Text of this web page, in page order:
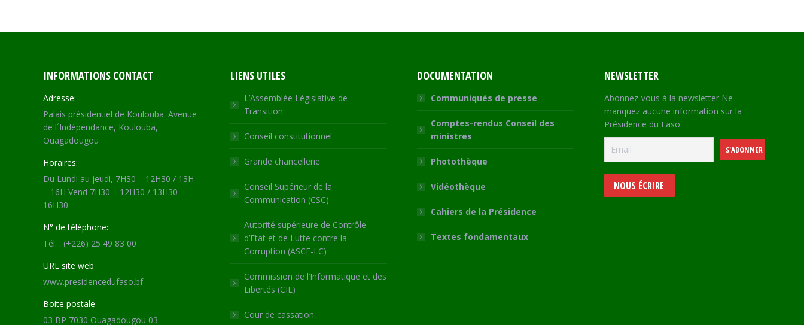
INFORMATIONS CONTACT
Adresse:
Palais présidentiel de Koulouba. Avenue
de l´Indépendance, Koulouba,
Ouagadougou
Horaires:
Du Lundi au jeudi, 7H30 – 12H30 / 13H
– 16H Vend 7H30 – 12H30 / 13H30 –
16H30
N° de téléphone:
Tél. : (+226) 25 49 83 00
URL site web
www.presidencedufaso.bf
Boite postale
03 BP 7030 Ouagadougou 03
LIENS UTILES
L’Assemblée Législative de
Transition
Conseil constitutionnel
Grande chancellerie
Conseil Supérieur de la
Communication (CSC)
Autorité supérieure de Contrôle
d’Etat et de Lutte contre la
Corruption (ASCE-LC)
Commission de l’Informatique et des
Libertés (CIL)
Cour de cassation
DOCUMENTATION
Communiqués de presse
Comptes-rendus Conseil des
ministres
Photothèque
Vidéothèque
Cahiers de la Présidence
Textes fondamentaux
NEWSLETTER
Abonnez-vous à la newsletter Ne
manquez aucune information sur la
Présidence du Faso
NOUS ÉCRIRE